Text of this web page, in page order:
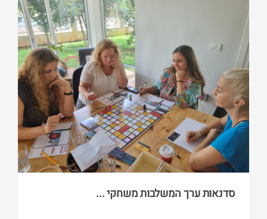
סדנאות ערך המשלבות משחקי ...